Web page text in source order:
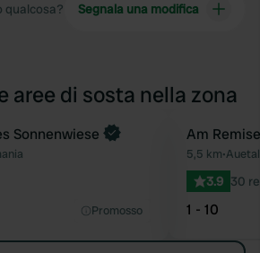
qualcosa? Segnala una modifica
aree di sosta nella zona
Preferito
Sonnenwiese
Promosso
Am
5,5 km•
3.9 30
1 - 10